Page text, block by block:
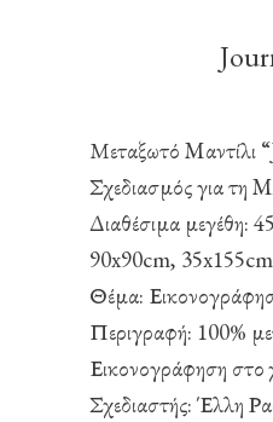
Μεταξωτό Mαντίλι
Σχεδιασμός για
Διαθέσιμα μεγέθη:
90x90cm,
Θέμα:
Περιγραφή: 100%
Εικονογράφηση στο
Σχεδιαστής: Έλλη